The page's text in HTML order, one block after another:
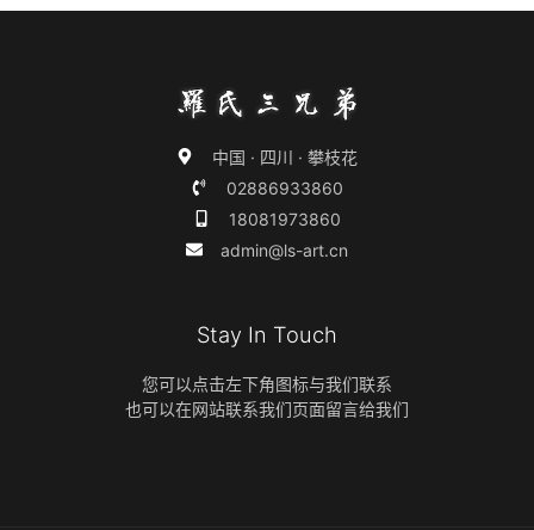
中国 · 四川 · 攀枝花
02886933860
18081973860
admin@ls-art.cn
Stay In Touch
您可以点击左下角图标与我们联系
也可以在网站联系我们页面留言给我们